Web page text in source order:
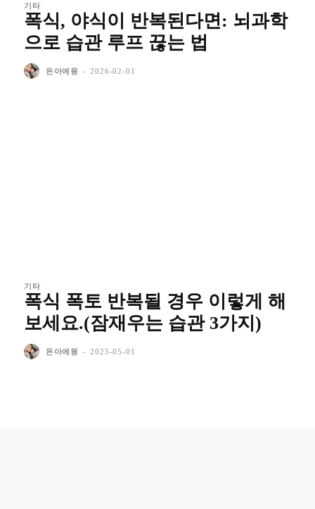
기타
폭식, 야식이 반복된다면: 뇌과학
으로 습관 루프 끊는 법
돈아에몽 - 2026-02-01
기타
폭식 폭토 반복될 경우 이렇게 해
보세요.(잠재우는 습관 3가지)
돈아에몽 - 2025-05-01